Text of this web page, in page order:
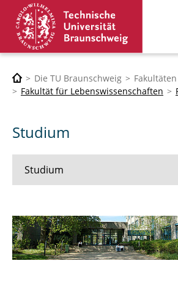
Die TU Braunschweig
Fakultäten
Fakultät für Lebenswissenschaften
Studium
Studium
Für Studienortswechselnde